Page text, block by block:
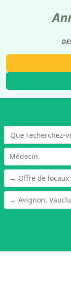
Médecin
→ Offre de locaux
→ Avignon,